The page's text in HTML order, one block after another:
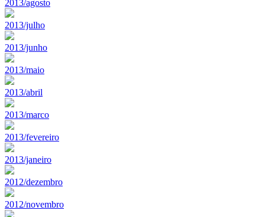
2013/agosto
2013/julho
2013/junho
2013/maio
2013/abril
2013/marco
2013/fevereiro
2013/janeiro
2012/dezembro
2012/novembro